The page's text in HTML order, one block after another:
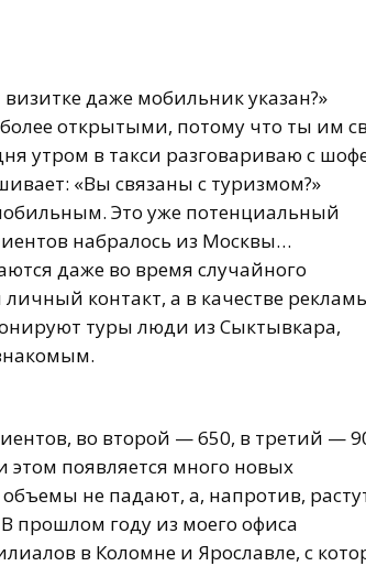
даже мобильник указан?»
открытыми, потому что ты им
утром в такси разговариваю с
«Вы связаны с туризмом?»
Это уже потенциальный
набралось из Москвы…
даже во время случайного
контакт, а в качестве
туры люди из Сыктывкара,
во второй — 650, в третий —
появляется много новых
не падают, а, напротив,
прошлом году из моего офиса
в Коломне и Ярославле, с